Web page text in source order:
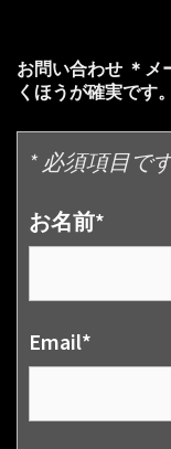
お問い合わせ ＊メ
くほうが確実で
* 必須項目で
お名前*
Email*